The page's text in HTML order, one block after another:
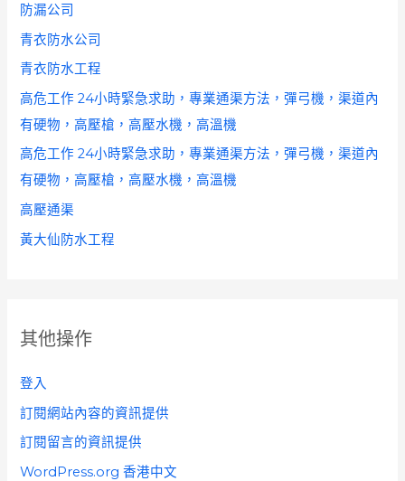
防漏公司
青衣防水公司
青衣防水工程
高危工作 24小時緊急求助，專業通渠方法，彈弓機，渠道內
有硬物，高壓槍，高壓水機，高溫機
高危工作 24小時緊急求助，專業通渠方法，彈弓機，渠道內
有硬物，高壓槍，高壓水機，高溫機
高壓通渠
黃大仙防水工程
其他操作
登入
訂閱網站內容的資訊提供
訂閱留言的資訊提供
WordPress.org 香港中文